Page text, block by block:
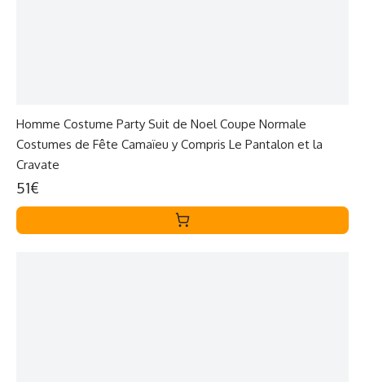
Homme Costume Party Suit de Noel Coupe Normale
Costumes de Fête Camaïeu y Compris Le Pantalon et la
Cravate
51€